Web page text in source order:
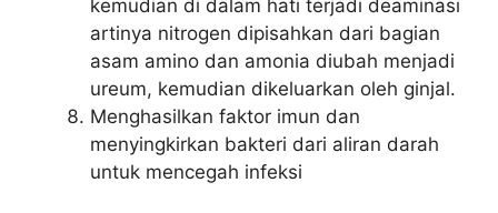
kemudian di dalam hati terjadi deaminasi
artinya nitrogen dipisahkan dari bagian
asam amino dan amonia diubah menjadi
ureum, kemudian dikeluarkan oleh ginjal.
Menghasilkan faktor imun dan
menyingkirkan bakteri dari aliran darah
untuk mencegah infeksi